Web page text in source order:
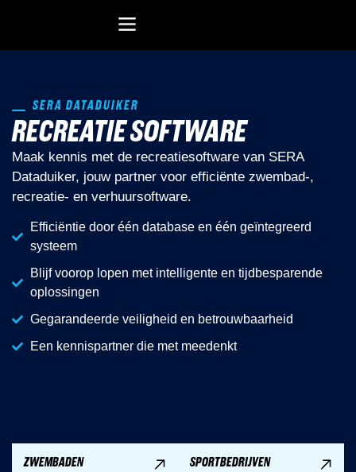
SERA DATADUIKER
RECREATIE SOFTWARE
Maak kennis met de recreatiesoftware van SERA
Dataduiker, jouw partner voor efficiënte zwembad-,
recreatie- en verhuursoftware.
Efficiëntie door één database en één geïntegreerd
systeem
Blijf voorop lopen met intelligente en tijdbesparende
oplossingen
Gegarandeerde veiligheid en betrouwbaarheid
Een kennispartner die met meedenkt
ZWEMBADEN SPORTBEDRIJVEN